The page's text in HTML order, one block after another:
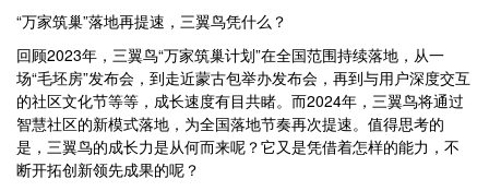
“万家筑巢”落地再提速，三翼鸟凭什么？
回顾2023年，三翼鸟“万家筑巢计划”在全国范围持续落地，从一
场“毛坯房”发布会，到走近蒙古包举办发布会，再到与用户深度交互
的社区文化节等等，成长速度有目共睹。而2024年，三翼鸟将通过
智慧社区的新模式落地，为全国落地节奏再次提速。值得思考的
是，三翼鸟的成长力是从何而来呢？它又是凭借着怎样的能力，不
断开拓创新领先成果的呢？